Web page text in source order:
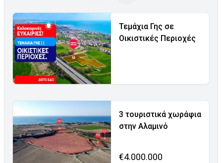
Τεμάχια Γης σε
Οικιστικές Περιοχές
3 τουριστικά χωράφια
στην Αλαμινό
€4.000.000